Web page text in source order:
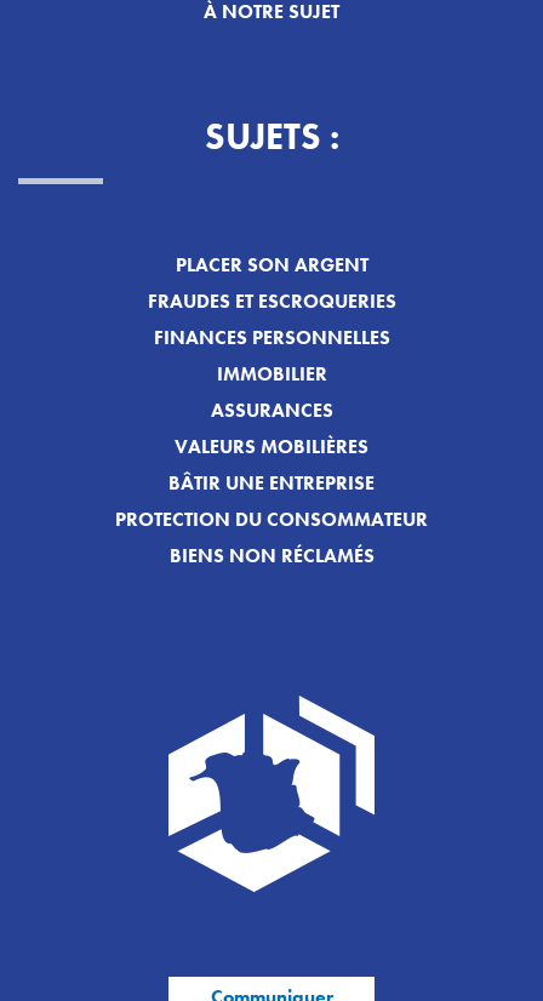
À NOTRE SUJET
SUJETS :
PLACER SON ARGENT
FRAUDES ET ESCROQUERIES
FINANCES PERSONNELLES
IMMOBILIER
ASSURANCES
VALEURS MOBILIÈRES
BÂTIR UNE ENTREPRISE
PROTECTION DU CONSOMMATEUR
BIENS NON RÉCLAMÉS